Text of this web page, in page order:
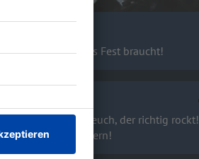
für ein rockendes Fest braucht!
für euch, der richtig rockt!
Verteiler erinnern!